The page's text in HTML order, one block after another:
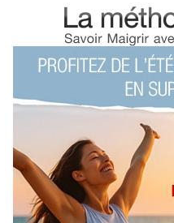
> >
de
grosse fatigue
hui le coeur n y est pas , j ai le moral
je ne suis pas habituée à ça ,
à cause de son ex femme . Il faudrait
moi je ne lsuis pas le monde alors